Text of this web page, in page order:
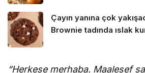
Çayın yanına çok
Brownie tadında ıslak
“Herkese merhaba. Maalesef